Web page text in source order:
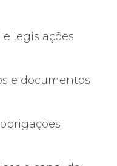
e legislações
e documentos